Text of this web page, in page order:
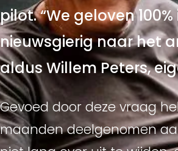
pilot. “We geloven
nieuwsgierig naar het
aldus Willem Peters,
Gevoed door deze vraag
maanden deelgenomen